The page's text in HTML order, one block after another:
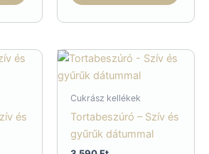
és
Cukrász kellékek
Tortabeszúró – Szív és
gyűrűk dátummal